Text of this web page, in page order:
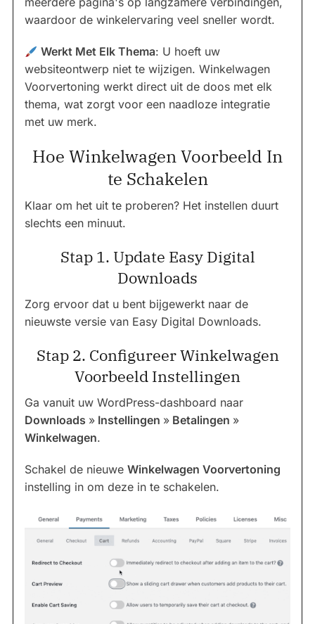
waardoor de winkelervaring veel sneller wordt.
Werkt Met Elk Thema: U hoeft uw
websiteontwerp niet te wijzigen. Winkelwagen
Voorvertoning werkt direct uit de doos met elk
thema, wat zorgt voor een naadloze integratie
met uw merk.
Hoe Winkelwagen Voorbeeld In
te Schakelen
Klaar om het uit te proberen? Het instellen duurt
slechts een minuut.
Stap 1. Update Easy Digital
Downloads
Zorg ervoor dat u bent bijgewerkt naar de
nieuwste versie van Easy Digital Downloads.
Stap 2. Configureer Winkelwagen
Voorbeeld Instellingen
Ga vanuit uw WordPress-dashboard naar
Downloads » Instellingen » Betalingen »
Winkelwagen.
Schakel de nieuwe Winkelwagen Voorvertoning
instelling in om deze in te schakelen.